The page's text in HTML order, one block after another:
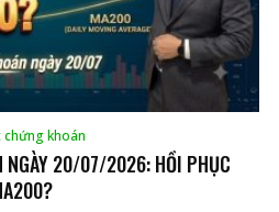
chứng khoán
NGÀY 20/07/2026: HỒI PHỤC